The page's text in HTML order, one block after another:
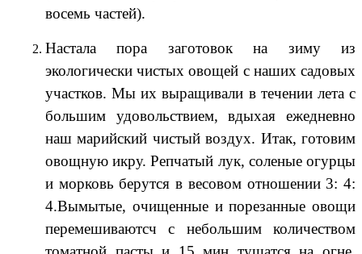
восемь частей).
Настала пора заготовок на зиму из
экологически чистых овощей с наших садовых
участков. Мы их выращивали в течении лета с
большим удовольствием, вдыхая ежедневно
наш марийский чистый воздух. Итак, готовим
овощную икру. Репчатый лук, соленые огурцы
и морковь берутся в весовом отношении 3: 4:
4.Вымытые, очищенные и порезанные овощи
перемешиваютсч с небольшим количеством